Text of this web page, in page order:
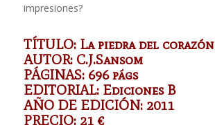
impresiones?
TÍTULO: La piedra del corazón
AUTOR: C.J.Sansom
PÁGINAS: 696 págs
EDITORIAL: Ediciones B
AÑO DE EDICIÓN: 2011
PRECIO: 21 €